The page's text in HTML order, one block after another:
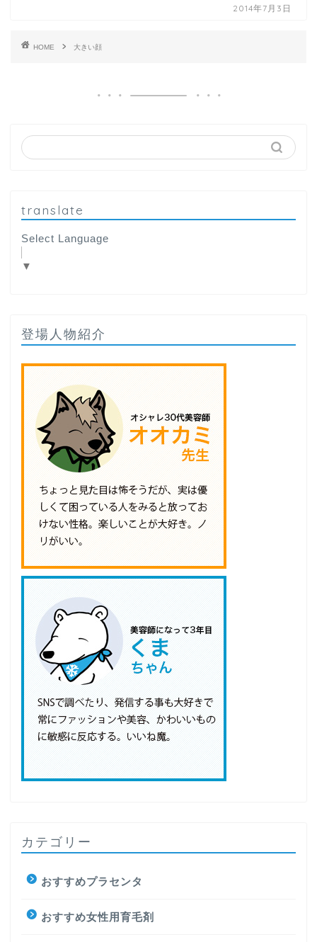
2014年7月3日
HOME 大きい顔
translate
Select Language
▼
登場人物紹介
カテゴリー
おすすめプラセンタ
おすすめ女性用育毛剤